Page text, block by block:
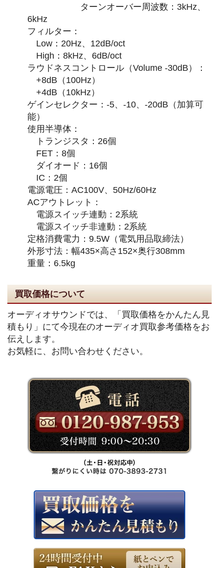
ターンオーバー周波数：3kHz、
6kHz
フィルター：
Low：20Hz、12dB/oct
High：8kHz、6dB/oct
ラウドネスコントロール（Volume -30dB）：
+8dB（100Hz）
+4dB（10kHz）
ゲインセレクター：-5、-10、-20dB（加算可
能）
使用半導体：
トランジスタ：26個
FET：8個
ダイオード：16個
IC：2個
電源電圧：AC100V、50Hz/60Hz
ACアウトレット：
電源スイッチ連動：2系統
電源スイッチ非連動：2系統
定格消費電力：9.5W（電気用品取締法）
外形寸法：幅435×高さ152×奥行308mm
重量：6.5kg
買取価格について
オーディオサウンドでは、「買取価格をかんたん見
積もり」にて今現在のオーディオ買取参考価格をお
伝えします。
お気軽に、お問い合わせください。